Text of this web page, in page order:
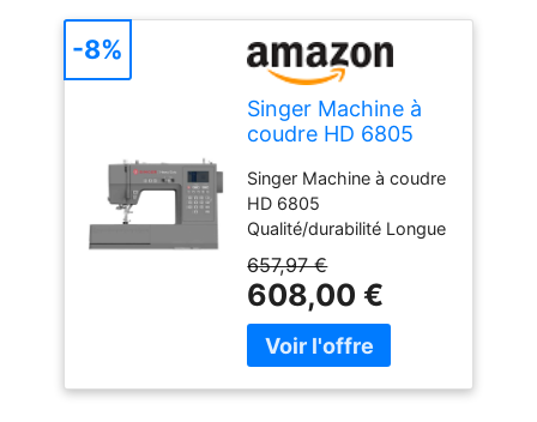
Singer Machine à
coudre HD 6805
Singer Machine à coudre
HD 6805
Qualité/durabilité Longue
durée de vie Robustesse
Conception flexible
657,97 €
608,00 €
-8%